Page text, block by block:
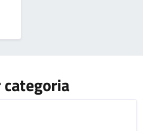
LA NUOVA ECOCARD
categoria